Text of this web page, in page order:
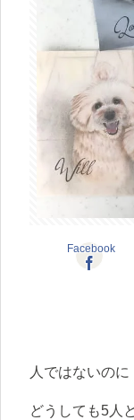
Facebook
人ではないのに
どうしても5人